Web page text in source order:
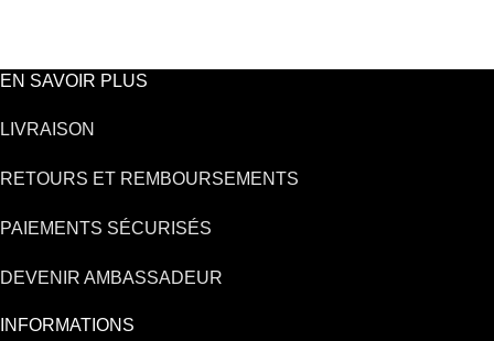
EN SAVOIR PLUS
LIVRAISON
RETOURS ET REMBOURSEMENTS
PAIEMENTS SÉCURISÉS
DEVENIR AMBASSADEUR
INFORMATIONS